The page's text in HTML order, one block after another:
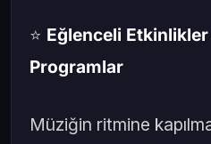
⭐ Eğlenceli
Programlar
Müziğin ritmine